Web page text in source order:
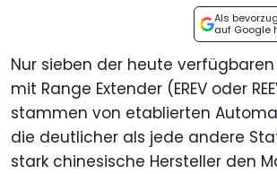
Als
auf Google
Nur sieben der heute verfügbaren
mit Range Extender (EREV oder
stammen von etablierten
die deutlicher als jede andere
stark chinesische Hersteller den